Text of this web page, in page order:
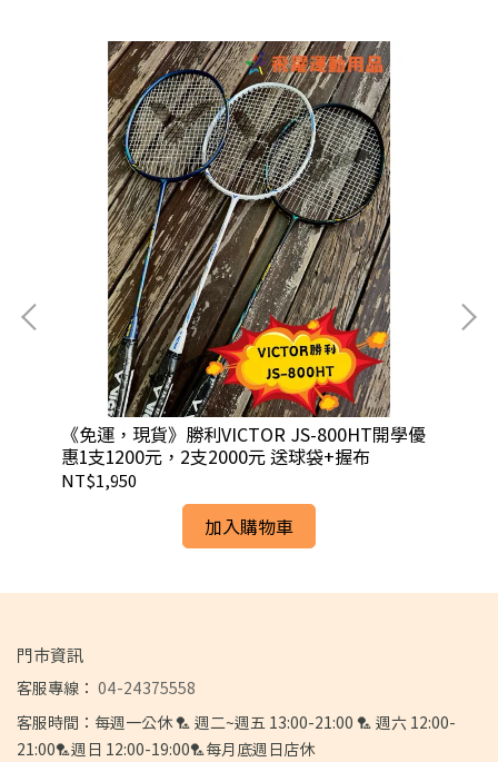
《免運，現貨》勝利VICTOR JS-800HT開學優
惠1支1200元，2支2000元 送球袋+握布
NT$1,950
加入購物車
門市資訊
客服專線： 04-24375558
客服時間：每週一公休 🏸 週二~週五 13:00-21:00 🏸 週六 12:00-
21:00🏸週日 12:00-19:00🏸每月底週日店休